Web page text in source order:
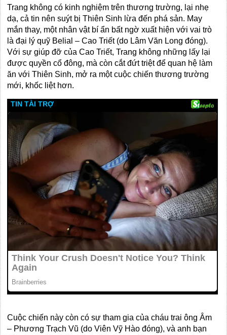
Trang không có kinh nghiệm trên thương trường, lại nhẹ
dạ, cả tin nên suýt bị Thiên Sinh lừa đến phá sản. May
mắn thay, một nhân vật bí ẩn bất ngờ xuất hiện với vai trò
là đại lý quỹ Belial – Cao Triết (do Lâm Văn Long đóng).
Với sự giúp đỡ của Cao Triết, Trang không những lấy lại
được quyền cổ đông, mà còn cắt đứt triệt để quan hệ làm
ăn với Thiên Sinh, mở ra một cuộc chiến thương trường
mới, khốc liệt hơn.
Cuộc chiến này còn có sự tham gia của cháu trai ông Âm
– Phương Trạch Vũ (do Viên Vỹ Hào đóng), và anh bạn